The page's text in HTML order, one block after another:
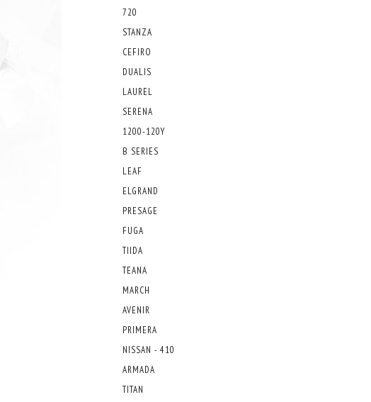
720
STANZA
CEFIRO
DUALIS
LAUREL
SERENA
1200-120Y
B SERIES
LEAF
ELGRAND
PRESAGE
FUGA
TIIDA
TEANA
MARCH
AVENIR
PRIMERA
NISSAN - 410
ARMADA
TITAN